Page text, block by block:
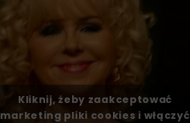
Kliknij, żeby zaakceptować
marketing pliki cookies i włączyć